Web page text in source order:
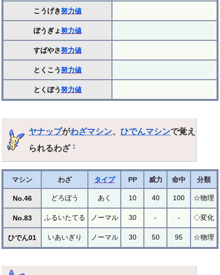
こうげき努力値
ぼうぎょ努力値
すばやさ努力値
とくこう努力値
とくぼう努力値
ヤナップがわざマシン、ひでんマシンで覚え
られるわざ†
マシン わざ タイプ PP 威力 命中 分類
No.46 どろぼう あく 10 40 100 ☆物理
No.83 ふるいたてる ノーマル 30 - - ◇変化
ひでん01 いあいぎり ノーマル 30 50 95 ☆物理